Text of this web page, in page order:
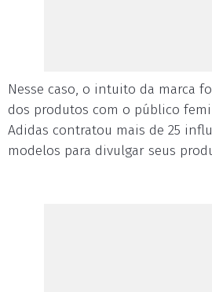
Nesse caso, o intuito da marca
dos produtos com o público
Adidas contratou mais de 25
modelos para divulgar seus